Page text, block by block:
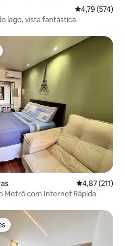
4,79 de uma
4,79 (574)
lago, vista fantástica
4,87 de uma
4,87 (211)
Metrô com Internet Rápida
dos hóspedes